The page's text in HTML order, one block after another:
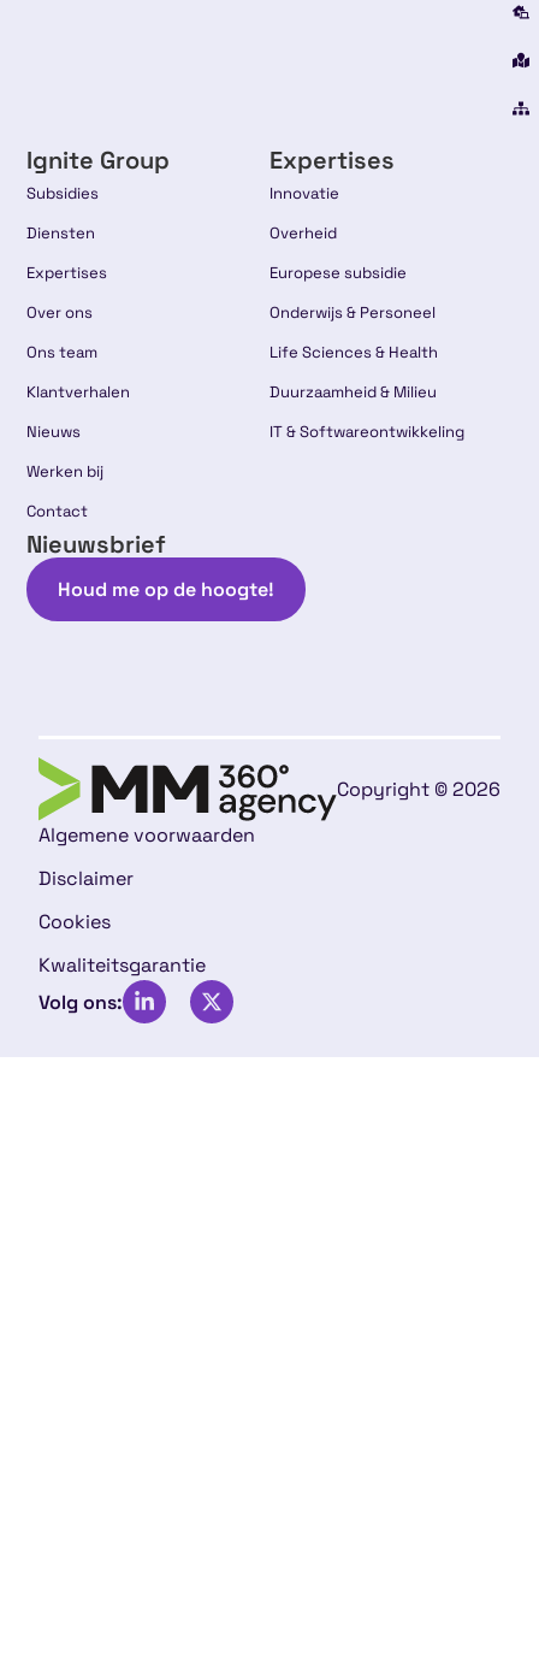
Ignite Group
Subsidies
Diensten
Expertises
Over ons
Ons team
Klantverhalen
Nieuws
Werken bij
Contact
Expertises
Innovatie
Overheid
Europese subsidie
Onderwijs & Personeel
Life Sciences & Health
Duurzaamheid & Milieu
IT & Softwareontwikkeling
Nieuwsbrief
Houd me op de hoogte!
Copyright © 2026
Algemene voorwaarden
Disclaimer
Cookies
Kwaliteitsgarantie
Volg ons: